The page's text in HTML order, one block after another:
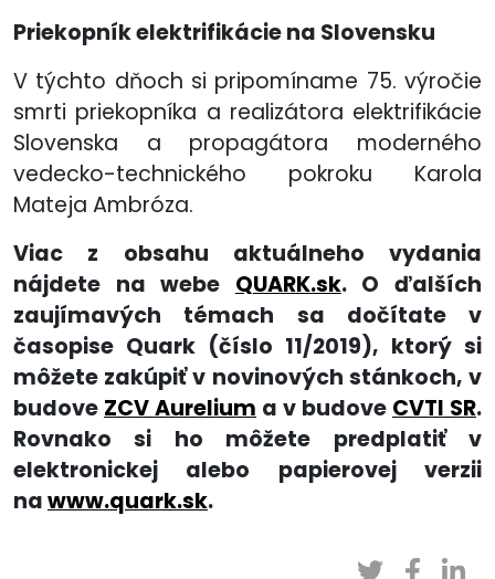
Priekopník elektrifikácie na Slovensku
V týchto dňoch si pripomíname 75. výročie
smrti priekopníka a realizátora elektrifikácie
Slovenska a propagátora moderného
vedecko-technického pokroku Karola
Mateja Ambróza.
Viac z obsahu aktuálneho vydania
nájdete na webe QUARK.sk. O ďalších
zaujímavých témach sa dočítate v
časopise Quark (číslo 11/2019), ktorý si
môžete zakúpiť v novinových stánkoch, v
budove ZCV Aurelium a v budove CVTI SR.
Rovnako si ho môžete predplatiť v
elektronickej alebo papierovej verzii
nawww.quark.sk.